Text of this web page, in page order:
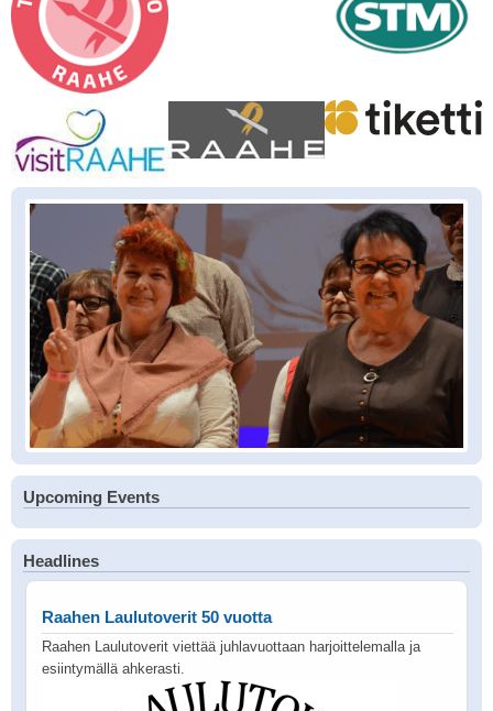
Upcoming Events
Headlines
Raahen Laulutoverit 50 vuotta
Raahen Laulutoverit viettää juhlavuottaan harjoittelemalla ja
esiintymällä ahkerasti.